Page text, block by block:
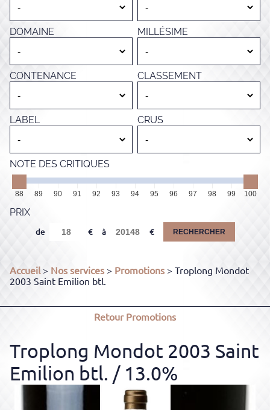
DOMAINE MILLÉSIME
CONTENANCE CLASSEMENT
LABEL CRUS
NOTE DES CRITIQUES
88 89 90 91 92 93 94 95 96 97 98 99 100
PRIX
de à RECHERCHER
Accueil> Nos services > Promotions > Troplong Mondot
2003 Saint Emilion btl.
RetourPromotions
Troplong Mondot 2003 Saint
Emilion btl. / 13.0%